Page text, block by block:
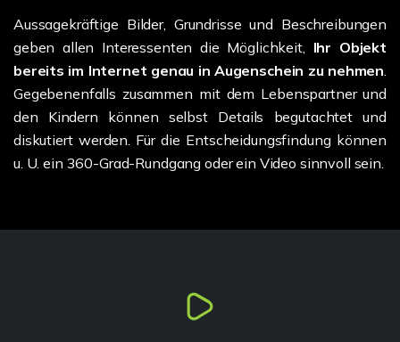
Aussagekräftige Bilder, Grundrisse und Beschreibungen
geben allen Interessenten die Möglichkeit, Ihr Objekt
bereits im Internet genau in Augenschein zu nehmen.
Gegebenenfalls zusammen mit dem Lebenspartner und
den Kindern können selbst Details begutachtet und
diskutiert werden. Für die Entscheidungsfindung können
u. U. ein 360-Grad-Rundgang oder ein Video sinnvoll sein.